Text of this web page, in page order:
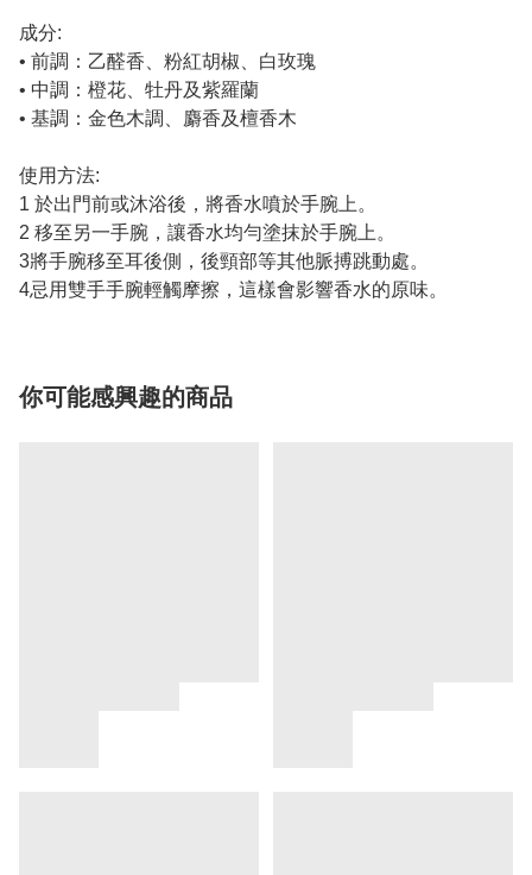
成分:
• 前調：乙醛香、粉紅胡椒、白玫瑰
• 中調：橙花、牡丹及紫羅蘭
• 基調：金色木調、麝香及檀香木
使用方法:
1 於出門前或沐浴後，將香水噴於手腕上。
2 移至另一手腕，讓香水均勻塗抹於手腕上。
3將手腕移至耳後側，後頸部等其他脈搏跳動處。
4忌用雙手手腕輕觸摩擦，這樣會影響香水的原味。
你可能感興趣的商品